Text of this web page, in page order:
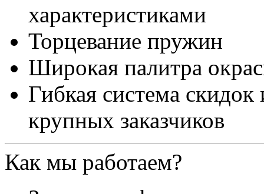
характеристиками
Торцевание пружин
Широкая палитра
Гибкая система
крупных заказчиков
Как мы работаем?